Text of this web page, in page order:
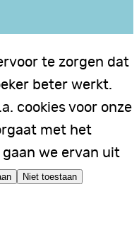
te zorgen dat
beter werkt.
cookies voor onze
met het
we ervan uit
Niet toestaan